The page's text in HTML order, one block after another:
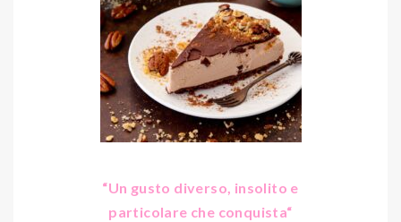
“Un gusto diverso, insolito e
particolare che conquista“